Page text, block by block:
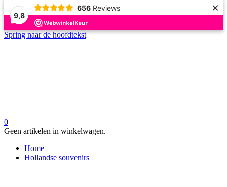
9,8
656 Reviews ×
Spring naar de hoofdtekst
0
Geen artikelen in winkelwagen.
Home
Hollandse souvenirs